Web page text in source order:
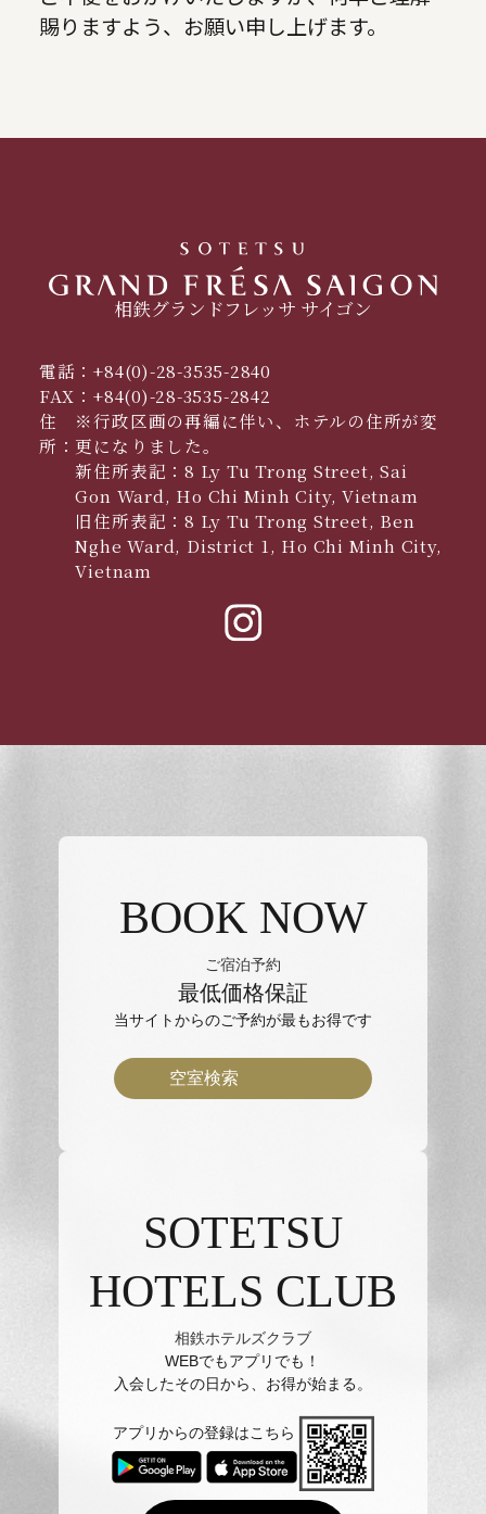
賜りますよう、お願い申し上げます。
相鉄グランドフレッサ サイゴン
電話：+84(0)-28-3535-2840
FAX： +84(0)-28-3535-2842
住
所：
※行政区画の再編に伴い、ホテルの住所が変
更になりました。
新住所表記：8 Ly Tu Trong Street, Sai
Gon Ward, Ho Chi Minh City, Vietnam
旧住所表記：8 Ly Tu Trong Street, Ben
Nghe Ward, District 1, Ho Chi Minh City,
Vietnam
BOOK NOW
ご宿泊予約
最低価格保証
当サイトからのご予約が最もお得です
空室検索
SOTETSU
HOTELS CLUB
相鉄ホテルズクラブ
WEBでもアプリでも！
入会したその日から、お得が始まる。
アプリからの登録はこちら